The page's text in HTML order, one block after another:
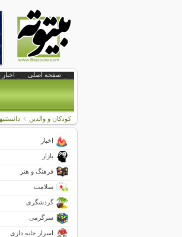
صفحه اصلی اخبار
کودکان و والدین
اخبار
بازار
فرهنگ و هنر
سلامت
گردشگری
سرگرمی
اسرار خانه داری